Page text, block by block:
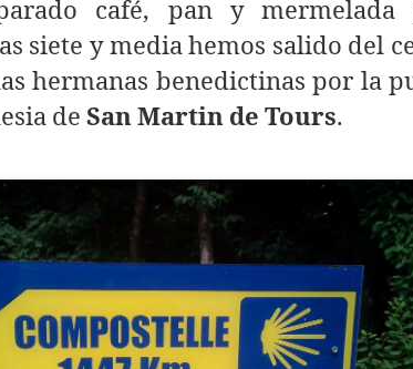
café, pan y mermelada
siete y media hemos salido del
hermanas benedictinas por la
de San Martin de Tours.